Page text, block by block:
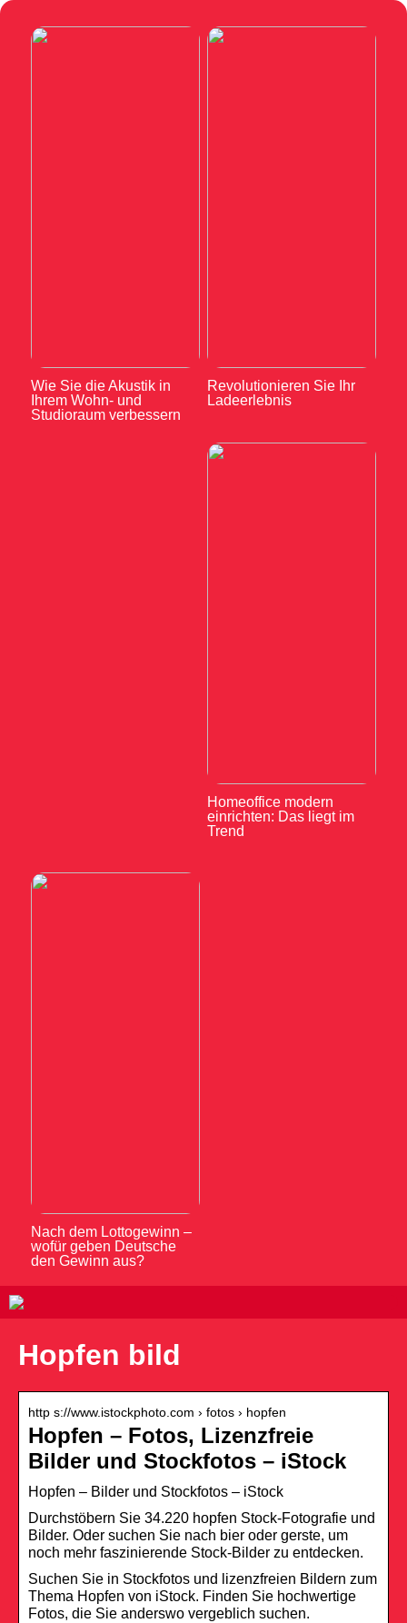
Wie Sie die Akustik in
Ihrem Wohn- und
Studioraum verbessern
Revolutionieren Sie Ihr
Ladeerlebnis
Homeoffice modern
einrichten: Das liegt im
Trend
Nach dem Lottogewinn –
wofür geben Deutsche
den Gewinn aus?
Hopfen bild
http s://www.istockphoto.com › fotos › hopfen
Hopfen – Fotos, Lizenzfreie
Bilder und Stockfotos – iStock
Hopfen – Bilder und Stockfotos – iStock
Durchstöbern Sie 34.220 hopfen Stock-Fotografie und
Bilder. Oder suchen Sie nach bier oder gerste, um
noch mehr faszinierende Stock-Bilder zu entdecken.
Suchen Sie in Stockfotos und lizenzfreien Bildern zum
Thema Hopfen von iStock. Finden Sie hochwertige
Fotos, die Sie anderswo vergeblich suchen.